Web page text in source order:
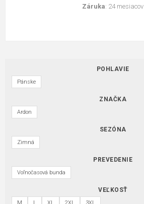
Záruka: 24 mesiacov
POHLAVIE
Pánske
ZNAČKA
Ardon
SEZÓNA
Zimná
PREVEDENIE
Voľnočasová bunda
VEĽKOSŤ